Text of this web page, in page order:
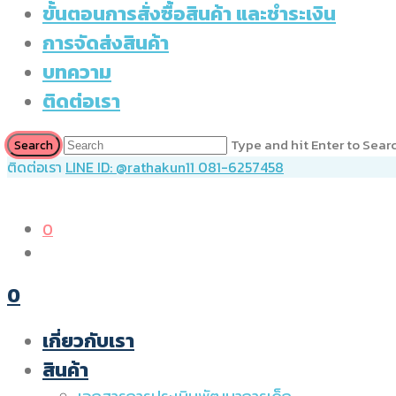
ขั้นตอนการสั่งซื้อสินค้า และชำระเงิน
การจัดส่งสินค้า
บทความ
ติดต่อเรา
Type and hit Enter to
ติดต่อเรา LINE ID: @rathakun11 081-6257458
0
0
เกี่ยวกับเรา
สินค้า